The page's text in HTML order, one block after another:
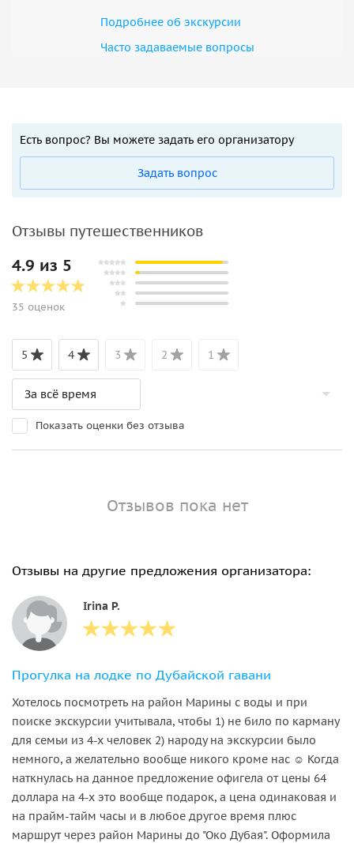
Подробнее об экскурсии
Часто задаваемые вопросы
Есть вопрос? Вы можете задать его организатору
Задать вопрос
Отзывы путешественников
4.9 из 5
35 оценок
5 4 3 2 1
Показать оценки без отзыва
Отзывов пока нет
Отзывы на другие предложения организатора:
Irina P.
Прогулка на лодке по Дубайской гавани
Хотелось посмотреть на район Марины с воды и при
поиске экскурсии учитывала, чтобы 1) не било по карману
для семьи из 4-х человек 2) народу на экскурсии было
немного, а желательно вообще никого кроме нас ☺️ Когда
наткнулась на данное предложение офигела от цены 64
доллара на 4-х это вообще подарок, а цена одинаковая и
на прайм-тайм часы и в любое другое время плюс
маршрут через район Марины до "Око Дубая". Оформила